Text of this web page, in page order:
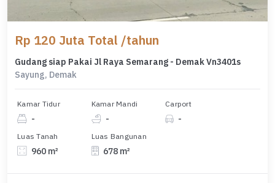
Rp 120 Juta Total /tahun
Gudang siap Pakai Jl Raya Semarang - Demak Vn3401s
Sayung, Demak
Kamar Tidur
-
Kamar Mandi
-
Carport
-
Luas Tanah
960 m²
Luas Bangunan
678 m²